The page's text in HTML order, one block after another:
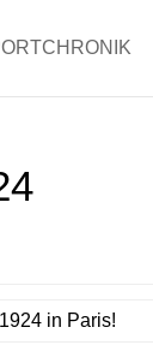
in Paris!